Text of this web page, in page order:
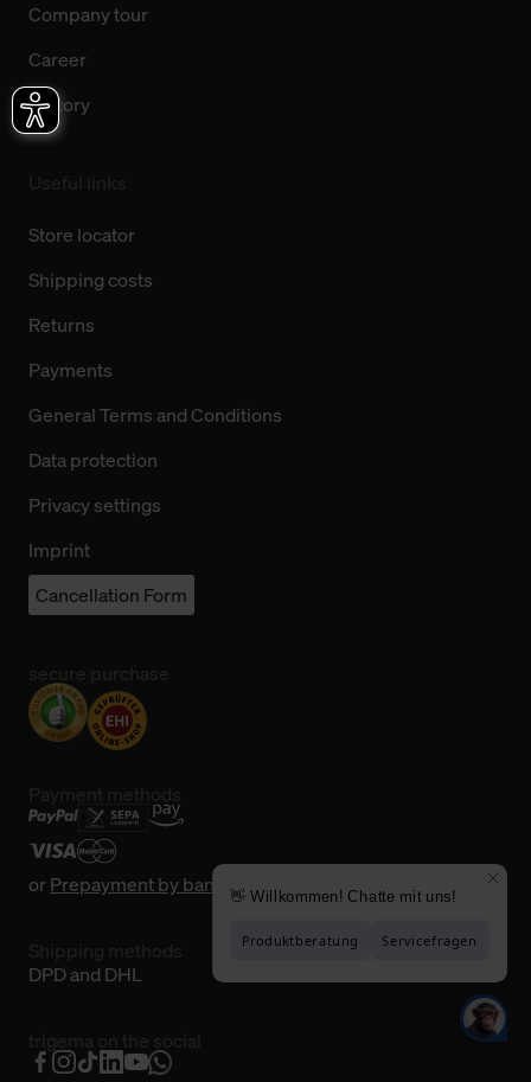
Company tour
Career
History
Store locator
Shipping costs
Returns
Payments
General Terms and Conditions
Data protection
Privacy settings
Imprint
Cancellation Form
orPrepayment by bank transfer
DPD and DHL